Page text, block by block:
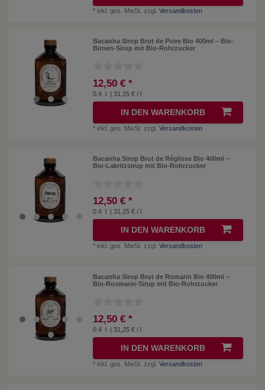
* inkl. ges. MwSt. zzgl.Versandkosten
Bacanha Sirop Brut de Poire Bio 400ml – Bio-
Birnen-Sirup mit Bio-Rohrzucker
12,50 € *
0.4 l | 31,25 € / l
IN DEN WARENKORB
* inkl. ges. MwSt. zzgl.Versandkosten
Bacanha Sirop Brut de Réglisse Bio 400ml –
Bio-Lakritzsirup mit Bio-Rohrzucker
12,50 € *
0.4 | 31,25 € / l
IN DEN WARENKORB
* inkl. ges. MwSt. zzgl.Versandkosten
Bacanha Sirop Brut de Romarin Bio 400ml –
Bio-Rosmarin-Sirup mit Bio-Rohrzucker
12,50 € *
0.4 l | 31,25 € / l
IN DEN WARENKORB
* inkl. ges. MwSt. zzgl.Versandkosten